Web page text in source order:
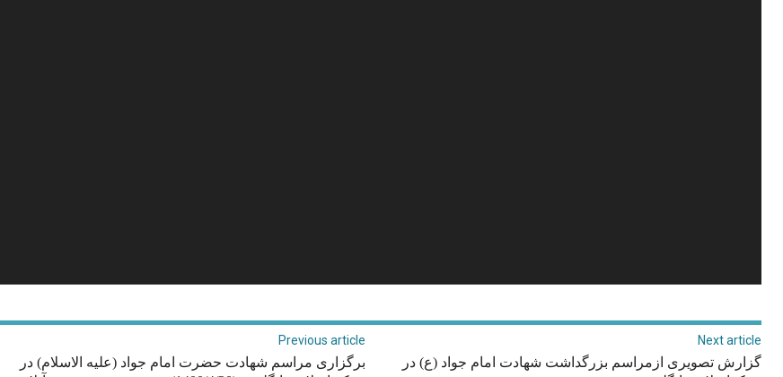
Previous article
برگزاری مراسم شهادت حضرت امام جواد (علیه الاسلام) در
Next article
گزارش تصویری ازمراسم بزرگداشت شهادت امام جواد (ع) در